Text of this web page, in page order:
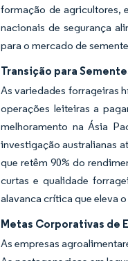
formação de agricultores,
nacionais de segurança
para o mercado de
Transição para
As variedades forrageiras
operações leiteiras a
melhoramento na Ásia
investigação australianas
que retêm 90% do
curtas e qualidade
alavanca crítica que eleva
Metas Corporativas de
As empresas